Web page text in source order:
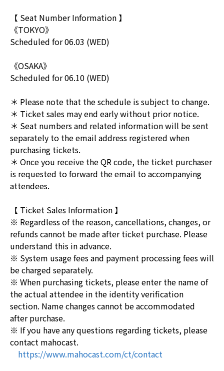
【 Seat Number Information 】
《TOKYO》
Scheduled for 06.03 (WED)
《OSAKA》
Scheduled for 06.10 (WED)
＊ Please note that the schedule is subject to change.
＊ Ticket sales may end early without prior notice.
＊ Seat numbers and related information will be sent
separately to the email address registered when
purchasing tickets.
＊ Once you receive the QR code, the ticket purchaser
is requested to forward the email to accompanying
attendees.
【 Ticket Sales Information 】
※ Regardless of the reason, cancellations, changes, or
refunds cannot be made after ticket purchase. Please
understand this in advance.
※ System usage fees and payment processing fees will
be charged separately.
※ When purchasing tickets, please enter the name of
the actual attendee in the identity verification
section. Name changes cannot be accommodated
after purchase.
※ If you have any questions regarding tickets, please
contact mahocast.
https://www.mahocast.com/ct/contact